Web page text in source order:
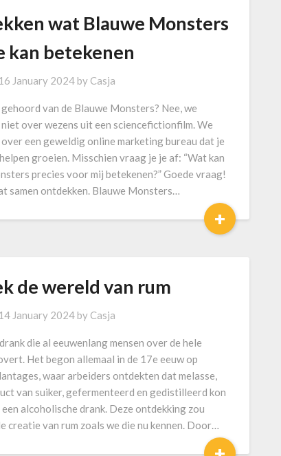
wat Blauwe Monsters
kan betekenen
16 January 2024by Casja
van de Blauwe Monsters? Nee, we
over wezens uit een sciencefictionfilm. We
een geweldig online marketing bureau dat je
groeien. Misschien vraag je je af: “Wat kan
precies voor mij betekenen?” Goede vraag!
samen ontdekken. Blauwe Monsters…
+
de wereld van rum
14 January 2024by Casja
die al eeuwenlang mensen over de hele
Het begon allemaal in de 17e eeuw op
waar arbeiders ontdekten dat melasse,
van suiker, gefermenteerd en gedistilleerd kon
alcoholische drank. Deze ontdekking zou
creatie van rum zoals we die nu kennen. Door…